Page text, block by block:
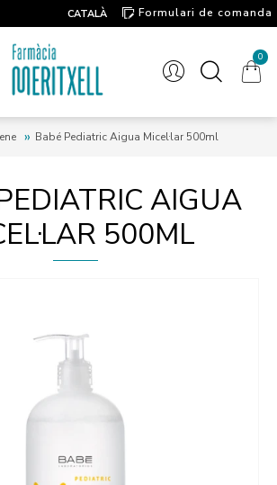
CATALÀ
Formulari de comanda
0
Babé Pediatric Aigua Micel·lar 500ml
AIGUA
500ML